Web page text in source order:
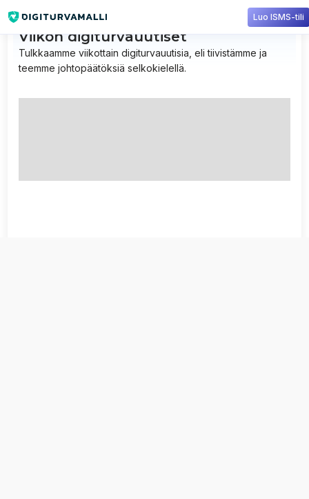
Viikon digiturvauutiset
Tulkkaamme viikottain digiturvauutisia, eli tiivistämme ja
teemme johtopäätöksiä selkokielellä.
Luo ISMS-tili